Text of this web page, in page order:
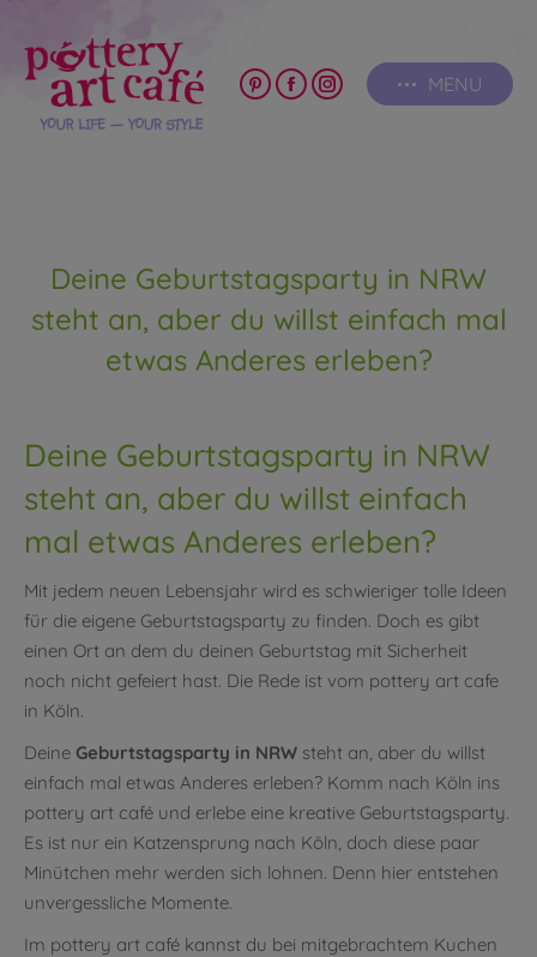
MENU
PinterestFacebook
Instagram
Deine Geburtstagsparty in NRW
steht an, aber du willst einfach mal
etwas Anderes erleben?
Deine Geburtstagsparty in NRW
steht an, aber du willst einfach
mal etwas Anderes erleben?
Mit jedem neuen Lebensjahr wird es schwieriger tolle Ideen
für die eigene Geburtstagsparty zu finden. Doch es gibt
einen Ort an dem du deinen Geburtstag mit Sicherheit
noch nicht gefeiert hast. Die Rede ist vom pottery art cafe
in Köln.
Deine Geburtstagsparty in NRW steht an, aber du willst
einfach mal etwas Anderes erleben? Komm nach Köln ins
pottery art café und erlebe eine kreative Geburtstagsparty.
Es ist nur ein Katzensprung nach Köln, doch diese paar
Minütchen mehr werden sich lohnen. Denn hier entstehen
unvergessliche Momente.
Im pottery art café kannst du bei mitgebrachtem Kuchen